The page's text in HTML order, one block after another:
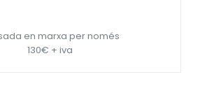
en marxa per només
130€ + iva